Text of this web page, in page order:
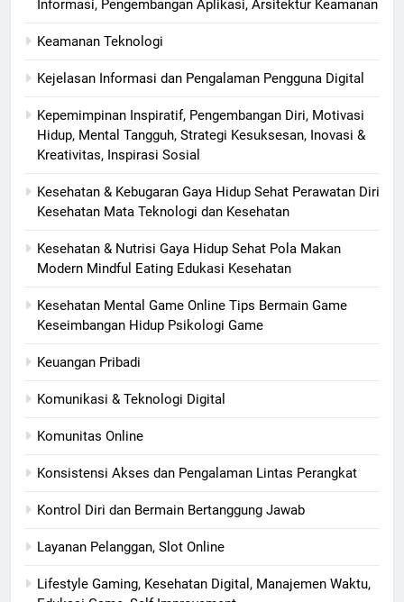
Informasi, Pengembangan Aplikasi, Arsitektur Keamanan
Keamanan Teknologi
Kejelasan Informasi dan Pengalaman Pengguna Digital
Kepemimpinan Inspiratif, Pengembangan Diri, Motivasi
Hidup, Mental Tangguh, Strategi Kesuksesan, Inovasi &
Kreativitas, Inspirasi Sosial
Kesehatan & Kebugaran Gaya Hidup Sehat Perawatan Diri
Kesehatan Mata Teknologi dan Kesehatan
Kesehatan & Nutrisi Gaya Hidup Sehat Pola Makan
Modern Mindful Eating Edukasi Kesehatan
Kesehatan Mental Game Online Tips Bermain Game
Keseimbangan Hidup Psikologi Game
Keuangan Pribadi
Komunikasi & Teknologi Digital
Komunitas Online
Konsistensi Akses dan Pengalaman Lintas Perangkat
Kontrol Diri dan Bermain Bertanggung Jawab
Layanan Pelanggan, Slot Online
Lifestyle Gaming, Kesehatan Digital, Manajemen Waktu,